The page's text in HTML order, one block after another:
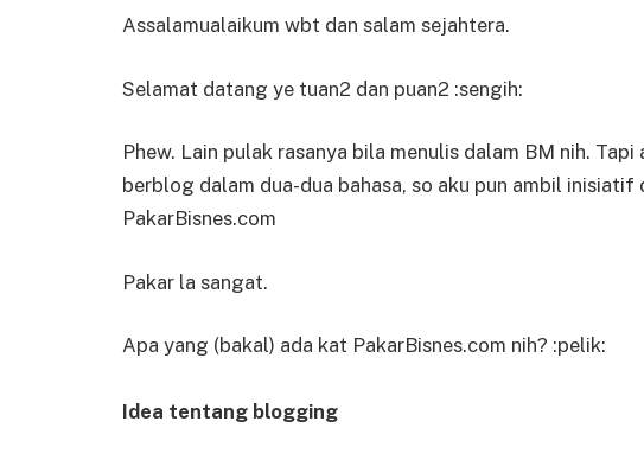
Assalamualaikum wbt dan salam sejahtera.
Selamat datang ye tuan2 dan puan2 :sengih:
Phew. Lain pulak rasanya bila menulis dalam BM nih.
berblog dalam dua-dua bahasa, so aku pun ambil inisiatif
PakarBisnes.com
Pakar la sangat.
Apa yang (bakal) ada kat PakarBisnes.com nih? :pelik:
Idea tentang blogging